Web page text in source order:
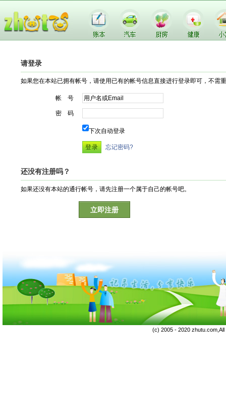
请登录
如果您在本站已拥有帐号，请使用已有的帐号信息直接进行登录即可，不需
帐 号
密 码
下次自动登录
忘记密码?
还没有注册吗？
如果还没有本站的通行帐号，请先注册一个属于自己的帐号吧。
立即注册
(c) 2005 - 2020